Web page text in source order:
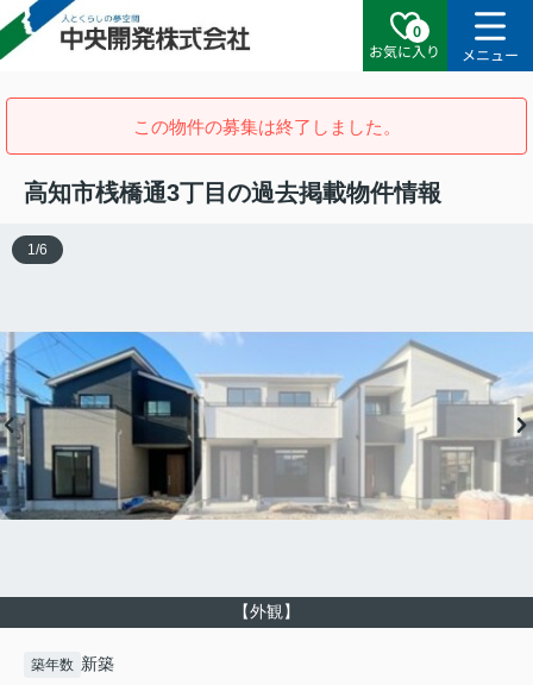
0
お気に入り
メニュー
この物件の募集は終了しました。
高知市桟橋通3丁目の過去掲載物件情報
【外観】
1 /6
築年数 新築